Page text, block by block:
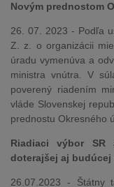
Novým prednostom
26. 07. 2023 - Podľa
Z. z. o organizácii
úradu vymenúva a
ministra vnútra. V
poverený riadením
vláde Slovenskej
prednostu Okresného
Riadiaci výbor
doterajšej aj
26.07.2023 - Štátny